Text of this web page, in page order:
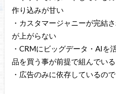
作り込みが甘い
・カスタマージャニーが完結
が上がらない
・CRMにビッグデータ・AIを
品を買う事が前提で組んでいる
・広告のみに依存しているの